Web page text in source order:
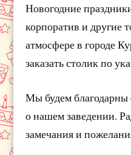
Новогодние
корпоратив и другие
атмосфере в городе
заказать столик по
Мы будем благодарны
о нашем заведении.
замечания и